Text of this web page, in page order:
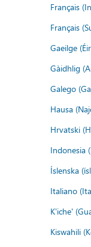
Français
Français
Gaeilge
Gàidhlig
Galego
Hausa
Hrvatski
Indonesia
Íslenska
Italiano
K'iche'
Kiswahili